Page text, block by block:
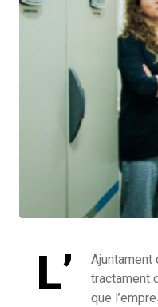
L’
tractament
que